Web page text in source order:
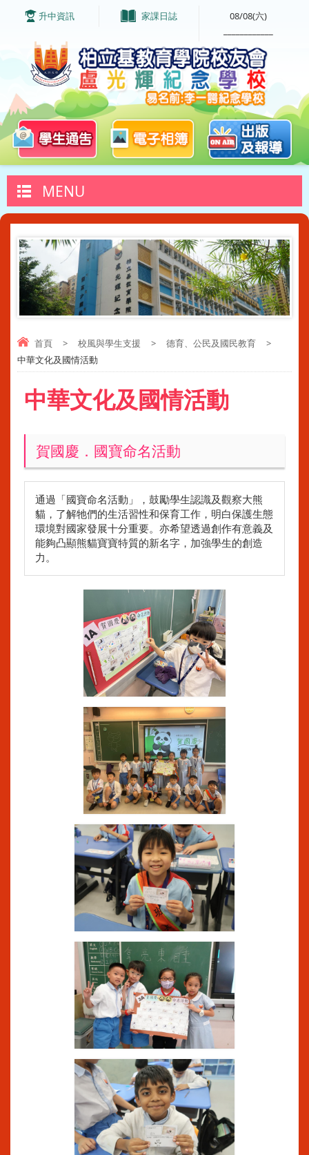
升中資訊 家課日誌
08/08(六)
MENU
首頁 > 校風與學生支援 > 德育、公民及國民教育
>
中華文化及國情活動
中華文化及國情活動
賀國慶．國寶命名活動
通過「國寶命名活動」，鼓勵學生認識及觀察大熊
貓，了解牠們的生活習性和保育工作，明白保護生態
環境對國家發展十分重要。亦希望透過創作有意義及
能夠凸顯熊貓寶寶特質的新名字，加強學生的創造
力。